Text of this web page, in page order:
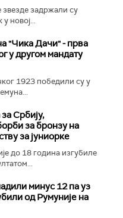
задржали су
новој...
"Чика Дачи" - прва
у другом мандату
1923 победили су у
Србију,
за бронзу на
за јуниорке
до 18 година изгубиле
минус 12 па уз
од Румуније на